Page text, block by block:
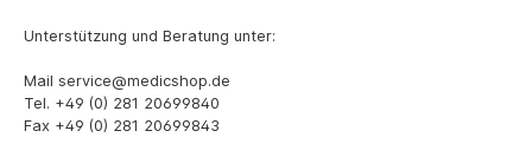
Unterstützung und Beratung unter:
Mail service@medicshop.de
Tel. +49 (0) 281 20699840
Fax +49 (0) 281 20699843